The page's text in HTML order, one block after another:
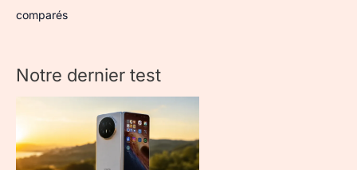
comparés
Notre dernier test